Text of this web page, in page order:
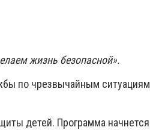
жизнь безопасной».
по чрезвычайным ситуациям
детей. Программа начнется